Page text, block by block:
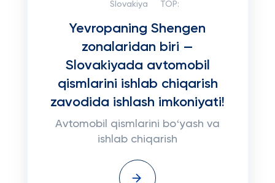
Slovakiya TOP:
Yevropaning Shengen
zonalaridan biri —
Slovakiyada avtomobil
qismlarini ishlab chiqarish
zavodida ishlash imkoniyati!
Avtomobil qismlarini boʻyash va
ishlab chiqarish